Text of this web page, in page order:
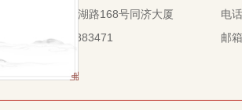
地址：合肥市芜湖路168号同济大厦
电
传真：0551-62883471
邮
邮编：230001